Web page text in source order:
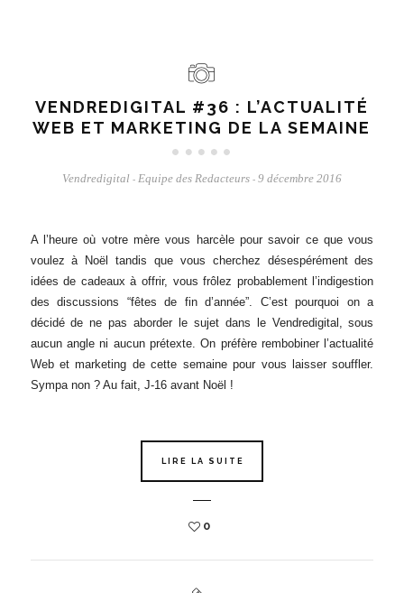
VENDREDIGITAL #36 : L’ACTUALITÉ
WEB ET MARKETING DE LA SEMAINE
Vendredigital - Equipe des Redacteurs - 9 décembre 2016
A l’heure où votre mère vous harcèle pour savoir ce que vous
voulez à Noël tandis que vous cherchez désespérément des
idées de cadeaux à offrir, vous frôlez probablement l’indigestion
des discussions “fêtes de fin d’année”. C’est pourquoi on a
décidé de ne pas aborder le sujet dans le Vendredigital, sous
aucun angle ni aucun prétexte. On préfère rembobiner l’actualité
Web et marketing de cette semaine pour vous laisser souffler.
Sympa non ? Au fait, J-16 avant Noël !
LIRE LA SUITE
0